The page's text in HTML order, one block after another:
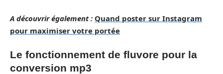
A découvrir également : Quand poster sur Instagram
pour maximiser votre portée
Le fonctionnement de fluvore pour la
conversion mp3